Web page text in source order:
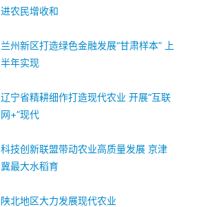
进农民增收和
兰州新区打造绿色金融发展“甘肃样本” 上
半年实现
辽宁省精耕细作打造现代农业 开展“互联
网+”现代
科技创新联盟带动农业高质量发展 京津
冀最大水稻育
陕北地区大力发展现代农业